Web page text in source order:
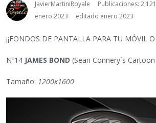
JavierMartiniRoyale
Publicaciones: 2,121
enero 2023
editado enero 2023
¡¡FONDOS DE PANTALLA PARA TU MÓVIL
Nº14 JAMES BOND (Sean Connery´s
Tamaño: 1200x1600